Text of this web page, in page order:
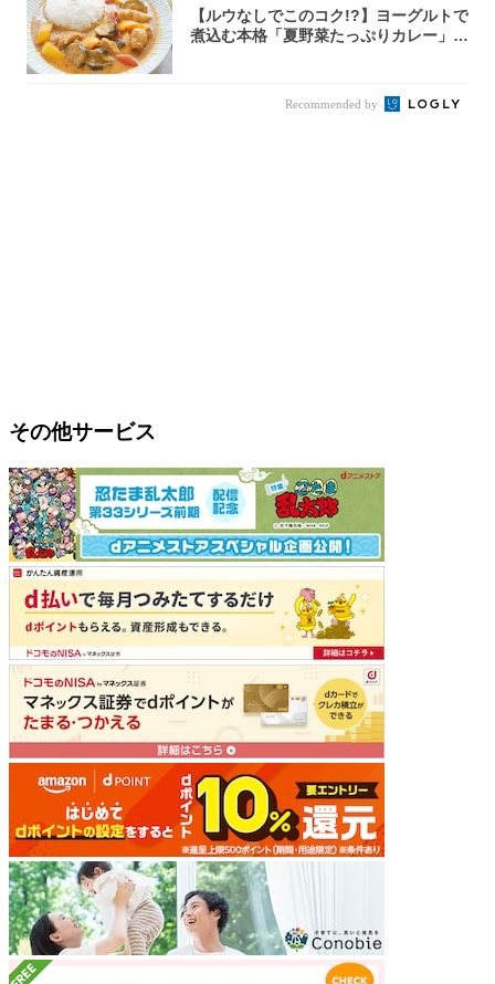
【ルウなしでこのコク!?】ヨーグルトで
煮込む本格「夏野菜たっぷりカレー」作
Recommended by
その他サービス